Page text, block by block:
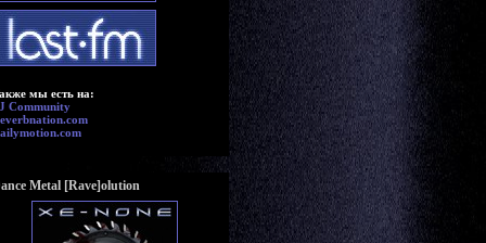
мы есть на:
Community
Metal [Rave]olution